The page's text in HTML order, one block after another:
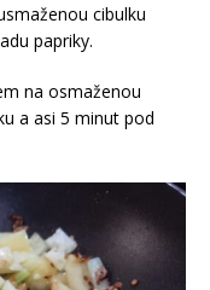
cibulku
papriky.
na osmaženou
a asi 5 minut pod